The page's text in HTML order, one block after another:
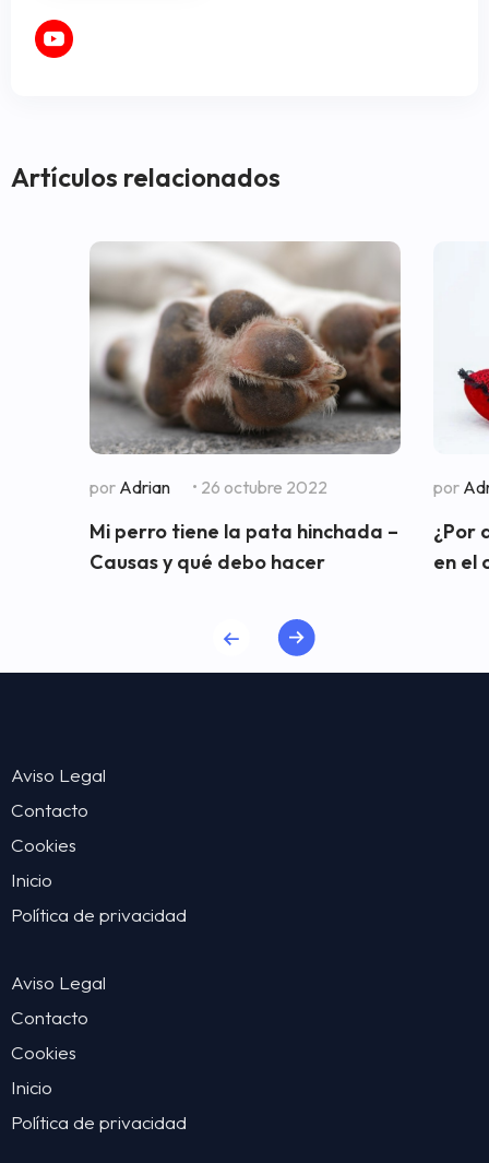
Artículos relacionados
por Adrian • 26 octubre 2022
Mi perro tiene la pata hinchada –
Causas y qué debo hacer
por
¿Por
en el
Aviso Legal
Contacto
Cookies
Inicio
Política de privacidad
Aviso Legal
Contacto
Cookies
Inicio
Política de privacidad